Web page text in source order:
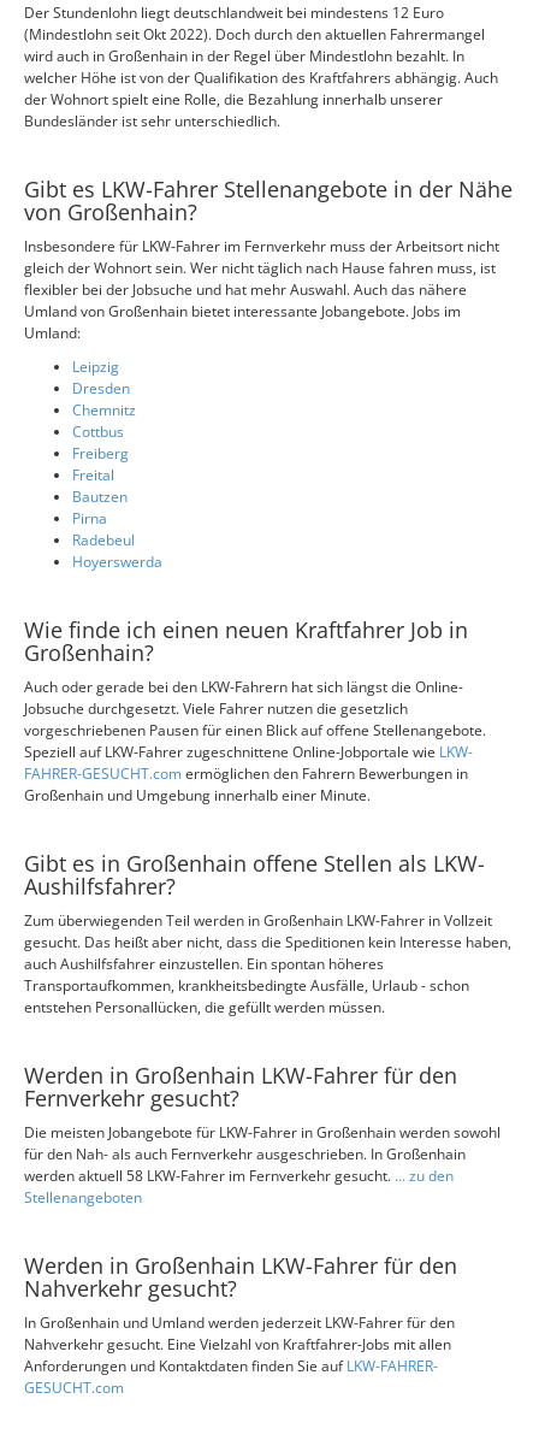
Der Stundenlohn liegt deutschlandweit bei mindestens 12 Euro
(Mindestlohn seit Okt 2022). Doch durch den aktuellen Fahrermangel
wird auch in Großenhain in der Regel über Mindestlohn bezahlt. In
welcher Höhe ist von der Qualifikation des Kraftfahrers abhängig. Auch
der Wohnort spielt eine Rolle, die Bezahlung innerhalb unserer
Bundesländer ist sehr unterschiedlich.
Gibt es LKW-Fahrer Stellenangebote in der Nähe
von Großenhain?
Insbesondere für LKW-Fahrer im Fernverkehr muss der Arbeitsort nicht
gleich der Wohnort sein. Wer nicht täglich nach Hause fahren muss, ist
flexibler bei der Jobsuche und hat mehr Auswahl. Auch das nähere
Umland von Großenhain bietet interessante Jobangebote. Jobs im
Umland:
Leipzig
Dresden
Chemnitz
Cottbus
Freiberg
Freital
Bautzen
Pirna
Radebeul
Hoyerswerda
Wie finde ich einen neuen Kraftfahrer Job in
Großenhain?
Auch oder gerade bei den LKW-Fahrern hat sich längst die Online-
Jobsuche durchgesetzt. Viele Fahrer nutzen die gesetzlich
vorgeschriebenen Pausen für einen Blick auf offene Stellenangebote.
Speziell auf LKW-Fahrer zugeschnittene Online-Jobportale wie LKW-
FAHRER-GESUCHT.comermöglichen den Fahrern Bewerbungen in
Großenhain und Umgebung innerhalb einer Minute.
Gibt es in Großenhain offene Stellen als LKW-
Aushilfsfahrer?
Zum überwiegenden Teil werden in Großenhain LKW-Fahrer in Vollzeit
gesucht. Das heißt aber nicht, dass die Speditionen kein Interesse haben,
auch Aushilfsfahrer einzustellen. Ein spontan höheres
Transportaufkommen, krankheitsbedingte Ausfälle, Urlaub - schon
entstehen Personallücken, die gefüllt werden müssen.
Werden in Großenhain LKW-Fahrer für den
Fernverkehr gesucht?
Die meisten Jobangebote für LKW-Fahrer in Großenhain werden sowohl
für den Nah- als auch Fernverkehr ausgeschrieben. In Großenhain
werden aktuell 58 LKW-Fahrer im Fernverkehr gesucht. ... zu den
Stellenangeboten
Werden in Großenhain LKW-Fahrer für den
Nahverkehr gesucht?
In Großenhain und Umland werden jederzeit LKW-Fahrer für den
Nahverkehr gesucht. Eine Vielzahl von Kraftfahrer-Jobs mit allen
Anforderungen und Kontaktdaten finden Sie aufLKW-FAHRER-
GESUCHT.com